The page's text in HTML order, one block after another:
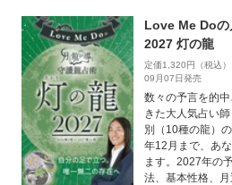
Love Me Doの
2027 灯の龍
定価1,320円（税込
09月07日発売
数々の予言を的
きた大人気占い
別（10種の龍）
年12月まで、あ
ます。2027年の
法、基本性格、